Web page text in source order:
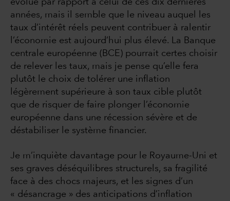
évolué par rapport à celui de ces dix dernières
années, mais il semble que le niveau auquel les
taux d’intérêt réels peuvent contribuer à ralentir
l’économie est aujourd’hui plus élevé. La Banque
centrale européenne (BCE) pourrait certes choisir
de relever les taux, mais je pense qu’elle fera
plutôt le choix de tolérer une inflation
légèrement supérieure à son taux cible plutôt
que de risquer de faire plonger l’économie
européenne dans une récession sévère et de
déstabiliser le système financier.
Je m’inquiète davantage pour le Royaume-Uni et
ses graves déséquilibres structurels, sa fragilité
face à des chocs majeurs, et les signes d’un
« désancrage » des anticipations d’inflation